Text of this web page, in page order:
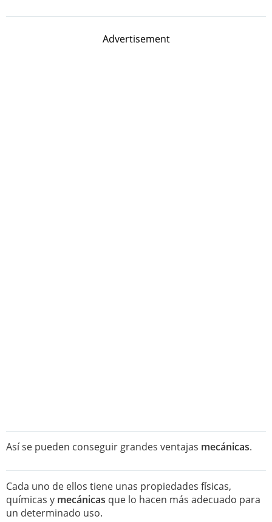
Advertisement
Así se pueden conseguir grandes ventajas mecánicas.
Cada uno de ellos tiene unas propiedades físicas,
químicas y mecánicas que lo hacen más adecuado para
un determinado uso.